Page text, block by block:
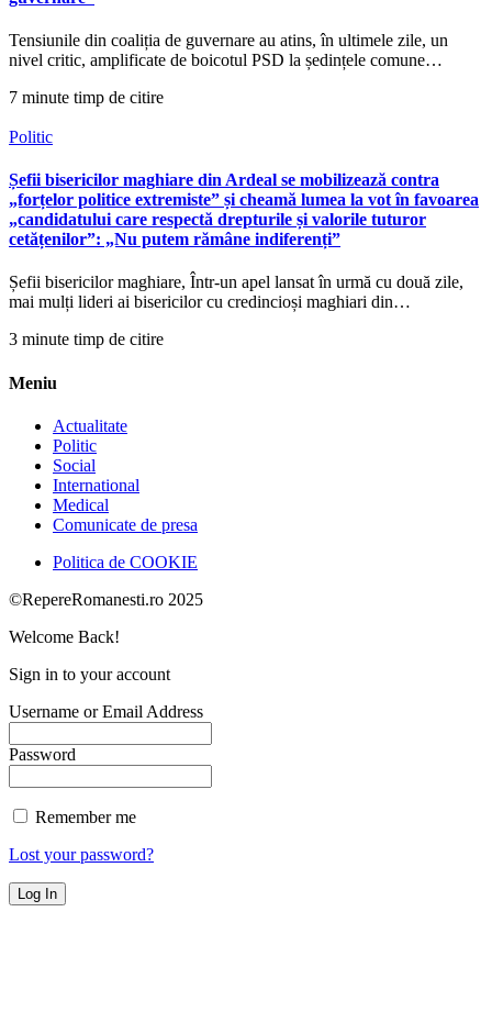
Tensiunile din coaliția de guvernare au atins, în ultimele zile, un
nivel critic, amplificate de boicotul PSD la ședințele comune…
7 minute timp de citire
Politic
Șefii bisericilor maghiare din Ardeal se mobilizează contra
„forțelor politice extremiste” și cheamă lumea la vot în favoarea
„candidatului care respectă drepturile și valorile tuturor
cetățenilor”: „Nu putem rămâne indiferenți”
Șefii bisericilor maghiare, Într-un apel lansat în urmă cu două zile,
mai mulți lideri ai bisericilor cu credincioși maghiari din…
3 minute timp de citire
Meniu
Actualitate
Politic
Social
International
Medical
Comunicate de presa
Politica de COOKIE
©RepereRomanesti.ro 2025
Welcome Back!
Sign in to your account
Username or Email Address
Password
Remember me
Lost your password?